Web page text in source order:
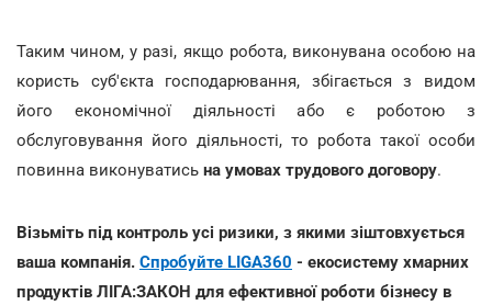
Таким чином, у разі, якщо робота, виконувана особою на
користь суб'єкта господарювання, збігається з видом
його економічної діяльності або є роботою з
обслуговування його діяльності, то робота такої особи
повинна виконуватись на умовах трудового договору.
Візьміть під контроль усі ризики, з якими зіштовхується
ваша компанія. Спробуйте LIGA360 - екосистему хмарних
продуктів ЛІГА:ЗАКОН для ефективної роботи бізнесу в